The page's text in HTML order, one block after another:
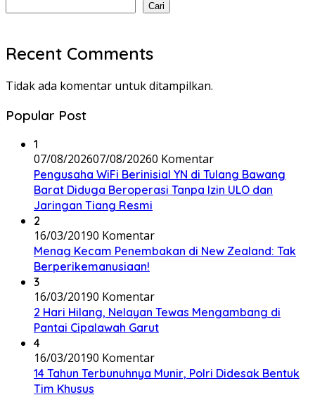
Cari
Recent Comments
Tidak ada komentar untuk ditampilkan.
Popular Post
1
07/08/202607/08/20260 Komentar
Pengusaha WiFi Berinisial YN di Tulang Bawang
Barat Diduga Beroperasi Tanpa Izin ULO dan
Jaringan Tiang Resmi
2
16/03/20190 Komentar
Menag Kecam Penembakan di New Zealand: Tak
Berperikemanusiaan!
3
16/03/20190 Komentar
2 Hari Hilang, Nelayan Tewas Mengambang di
Pantai Cipalawah Garut
4
16/03/20190 Komentar
14 Tahun Terbunuhnya Munir, Polri Didesak Bentuk
Tim Khusus